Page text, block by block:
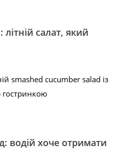
салат, який
smashed cucumber salad із
водій хоче отримати